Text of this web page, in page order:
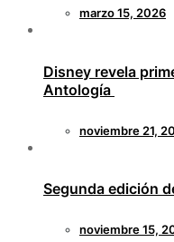
marzo 15, 2026
Disney revela
Antología
noviembre 21,
Segunda edición
noviembre 15,